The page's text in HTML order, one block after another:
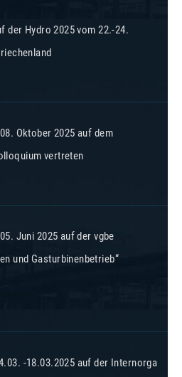
der Hydro 2025 vom 22.-24.
Oktober 2025 auf dem
vertreten
Juni 2025 auf der vgbe
und Gasturbinenbetrieb“
-18.03.2025 auf der Internorga